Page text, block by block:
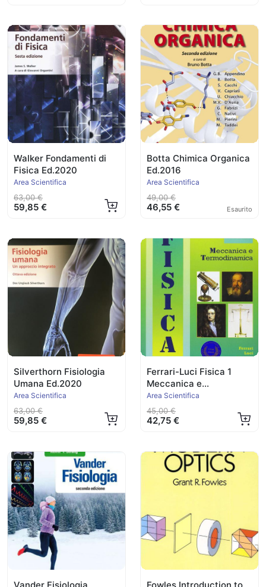
Walker Fondamenti di
Fisica Ed.2020
Area Scientifica
63,00 €
59,85 €
Botta Chimica Organica
Ed.2016
Area Scientifica
49,00 €
46,55 € Esaurito
Silverthorn Fisiologia
Umana Ed.2020
Area Scientifica
63,00 €
59,85 €
Ferrari-Luci Fisica 1
Meccanica e
Termodinamica
Area Scientifica
45,00 €
42,75 €